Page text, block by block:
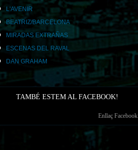
L'AVENIR
BEATRIZ/BARCELONA
MIRADAS EXTRAÑAS
ESCENAS DEL RAVAL
DAN GRAHAM
TAMBÉ ESTEM AL FACEBOOK!
Enllaç Facebook